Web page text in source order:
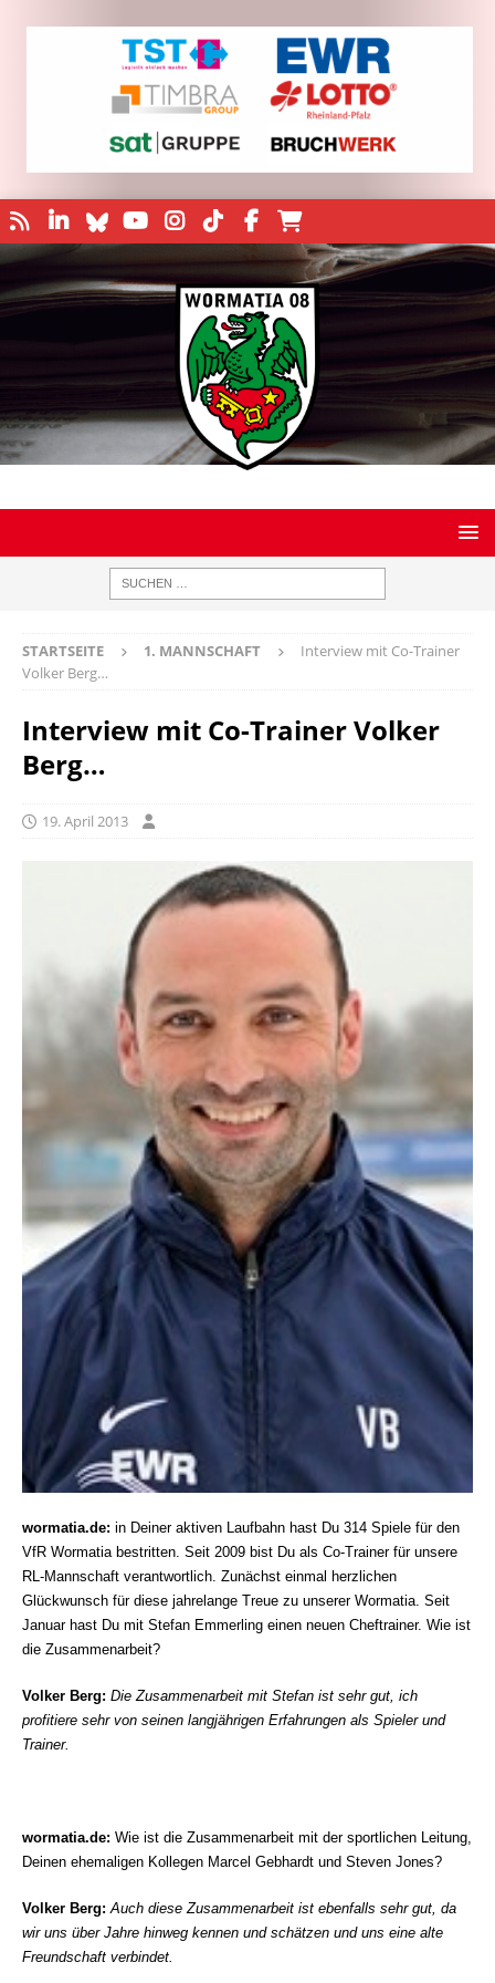
STARTSEITE 1. MANNSCHAFT
Interview mit Co-Trainer
Volker Berg…
Interview mit Co-Trainer Volker
Berg…
19. April 2013
wormatia.de: in Deiner aktiven Laufbahn hast Du 314 Spiele für den
VfR Wormatia bestritten. Seit 2009 bist Du als Co-Trainer für unsere
RL-Mannschaft verantwortlich. Zunächst einmal herzlichen
Glückwunsch für diese jahrelange Treue zu unserer Wormatia. Seit
Januar hast Du mit Stefan Emmerling einen neuen Cheftrainer. Wie ist
die Zusammenarbeit?
Volker Berg: Die Zusammenarbeit mit Stefan ist sehr gut, ich
profitiere sehr von seinen langjährigen Erfahrungen als Spieler und
Trainer.
wormatia.de: Wie ist die Zusammenarbeit mit der sportlichen Leitung,
Deinen ehemaligen Kollegen Marcel Gebhardt und Steven Jones?
Volker Berg: Auch diese Zusammenarbeit ist ebenfalls sehr gut, da
wir uns über Jahre hinweg kennen und schätzen und uns eine alte
Freundschaft verbindet.